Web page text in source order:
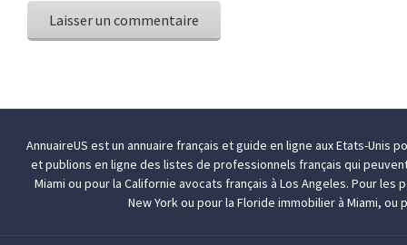
AnnuaireUS est un annuaire français et guide en ligne aux Etats-Unis
et publions en ligne des listes de professionnels français qui
Miami ou pour la Californieavocats français à Los Angeles. Pour les
New Yorkou pour la Florideimmobilier à Miami, ou